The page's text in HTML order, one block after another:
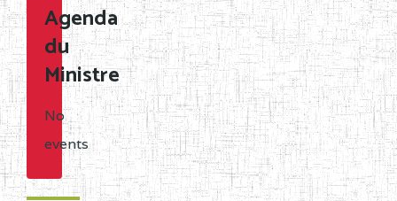
Agenda
du
Ministre
No
events